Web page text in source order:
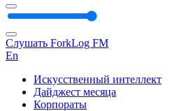
Слушать ForkLog FM
En
Искусственный интеллект
Дайджест месяца
Корпораты